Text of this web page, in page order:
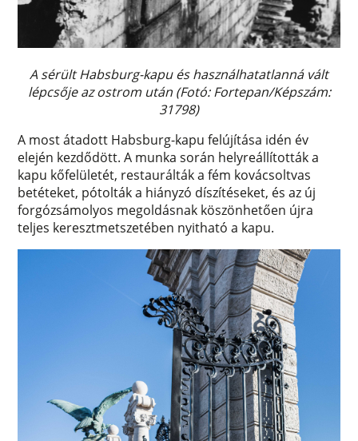
A sérült Habsburg-kapu és használhatatlanná vált
lépcsője az ostrom után (Fotó: Fortepan/Képszám:
31798)
A most átadott Habsburg-kapu felújítása idén év
elején kezdődött. A munka során helyreállították a
kapu kőfelületét, restaurálták a fém kovácsoltvas
betéteket, pótolták a hiányzó díszítéseket, és az új
forgózsámolyos megoldásnak köszönhetően újra
teljes keresztmetszetében nyitható a kapu.